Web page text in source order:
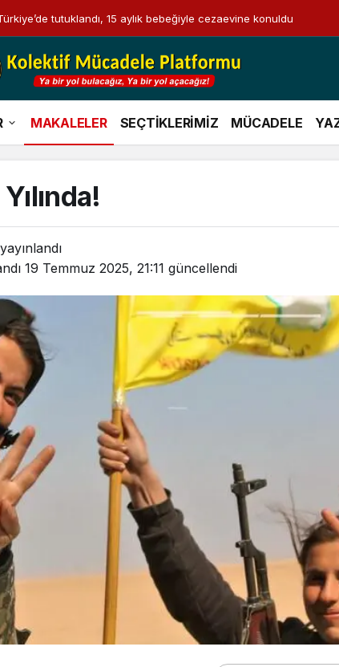
tutuklandı, 15 aylık bebeğiyle cezaevine konuldu
MAKALELER SEÇTİKLERİMİZ MÜCADELE
19 Temmuz 2025, 21:11 güncellendi